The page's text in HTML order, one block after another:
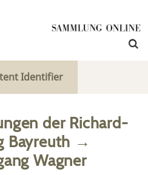
Identifier
der Richard-
Bayreuth →
Wagner